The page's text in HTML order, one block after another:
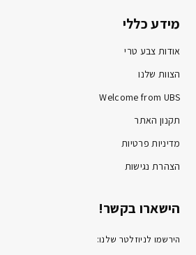
מידע כללי
אודות צבע טרי
הצוות שלנו
Welcome from UBS
תקנון האתר
מדיניות פרטיות
הצהרת נגישות
הישארו בקשר!
הירשמו לניוזלטר שלנו: